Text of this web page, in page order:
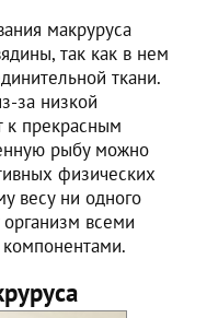
макруруса
так как в нем
ткани.
за низкой
к прекрасным
рыбу можно
физических
весу ни одного
всеми